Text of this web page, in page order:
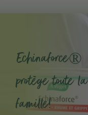
Echinaforce®
protège toute la
famille!